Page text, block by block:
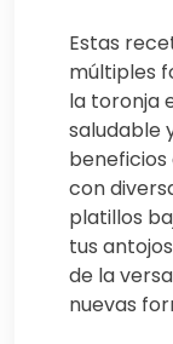
Estas
múltiples
la toronja
saludable
con
platillos
tus
de la
nuevas